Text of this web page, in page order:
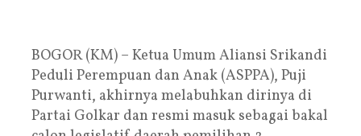
BOGOR (KM) – Ketua Umum Aliansi Srikandi
Peduli Perempuan dan Anak (ASPPA), Puji
Purwanti, akhirnya melabuhkan dirinya di
Partai Golkar dan resmi masuk sebagai bakal